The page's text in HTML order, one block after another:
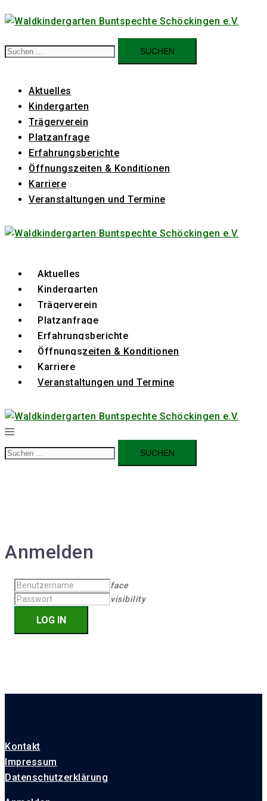
Zum
Inhalt
springen
Suchen
nach:
Aktuelles
Kindergarten
Trägerverein
Platzanfrage
Erfahrungsberichte
Öffnungszeiten & Konditionen
Karriere
Veranstaltungen und Termine
Aktuelles
Kindergarten
Trägerverein
Platzanfrage
Erfahrungsberichte
Öffnungszeiten & Konditionen
Karriere
Veranstaltungen und Termine
Suchen
nach:
Anmelden
face
visibility
Kontakt
Impressum
Datenschutzerklärung